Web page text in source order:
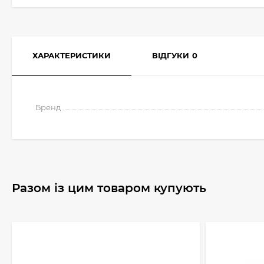
ХАРАКТЕРИСТИКИ ВІДГУКИ 0
Бренд
Разом із цим товаром купують